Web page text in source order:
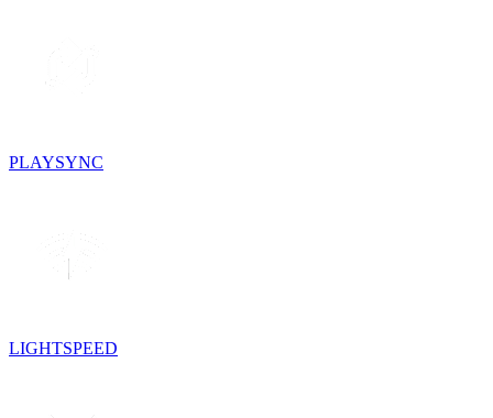
PLAYSYNC
LIGHTSPEED